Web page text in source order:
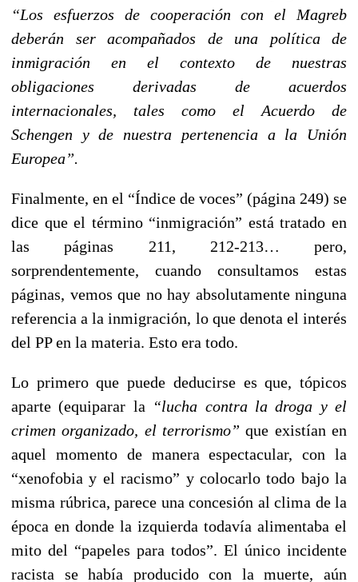
“Los esfuerzos de cooperación con el Magreb
deberán ser acompañados de una política de
inmigración en el contexto de nuestras
obligaciones derivadas de acuerdos
internacionales, tales como el Acuerdo de
Schengen y de nuestra pertenencia a la Unión
Europea”.
Finalmente, en el “Índice de voces” (página 249) se
dice que el término “inmigración” está tratado en
las páginas 211, 212-213… pero,
sorprendentemente, cuando consultamos estas
páginas, vemos que no hay absolutamente ninguna
referencia a la inmigración, lo que denota el interés
del PP en la materia. Esto era todo.
Lo primero que puede deducirse es que, tópicos
aparte (equiparar la “lucha contra la droga y el
crimen organizado, el terrorismo” que existían en
aquel momento de manera espectacular, con la
“xenofobia y el racismo” y colocarlo todo bajo la
misma rúbrica, parece una concesión al clima de la
época en donde la izquierda todavía alimentaba el
mito del “papeles para todos”. El único incidente
racista se había producido con la muerte, aún